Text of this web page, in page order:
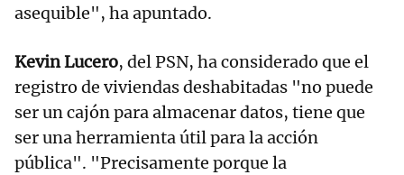
asequible", ha apuntado.
Kevin Lucero, del PSN, ha considerado que el
registro de viviendas deshabitadas "no puede
ser un cajón para almacenar datos, tiene que
ser una herramienta útil para la acción
pública". "Precisamente porque la